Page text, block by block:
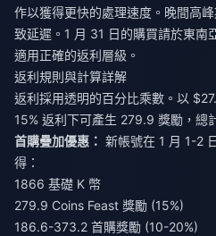
作以獲得更快的處理速度。晚間高
致延遲。1 月 31 日的購買請於東
適用正確的返利層級。
返利規則與計算詳解
返利採用透明的百分比乘數。以
15% 返利下可產生 279.9 獎勵，總
首購疊加優惠： 新帳號在 1 月 1-2
得：
1866 基礎 K 幣
279.9 Coins Feast 獎勵 (15%)
186.6-373.2 首購獎勵 (10-20%)